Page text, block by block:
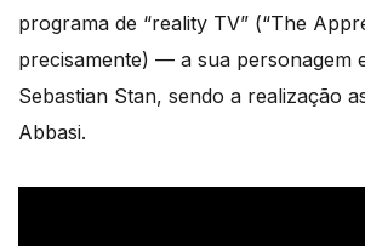
programa de “reality TV” (“The
precisamente) — a sua personagem
Sebastian Stan, sendo a realização
Abbasi.